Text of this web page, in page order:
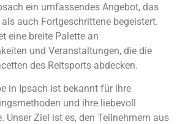
ein umfassendes Angebot, das
auch Fortgeschrittene begeistert.
eine breite Palette an
und Veranstaltungen, die die
des Reitsports abdecken.
in Ipsach ist bekannt für ihre
und ihre liebevoll
Unser Ziel ist es, den Teilnehmern aus